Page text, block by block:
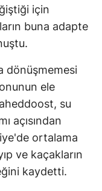
için
buna adapte
dönüşmemesi
ele
su
açısından
ortalama
ve kaçakların
kaydetti.